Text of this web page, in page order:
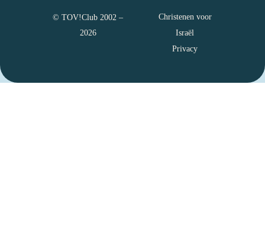
© TOV!Club 2002 –
2026
Christenen voor
Israël
Privacy